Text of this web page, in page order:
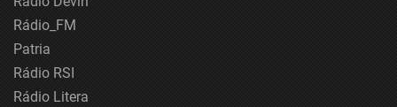
Rádio_FM
Patria
Rádio RSI
Rádio Litera